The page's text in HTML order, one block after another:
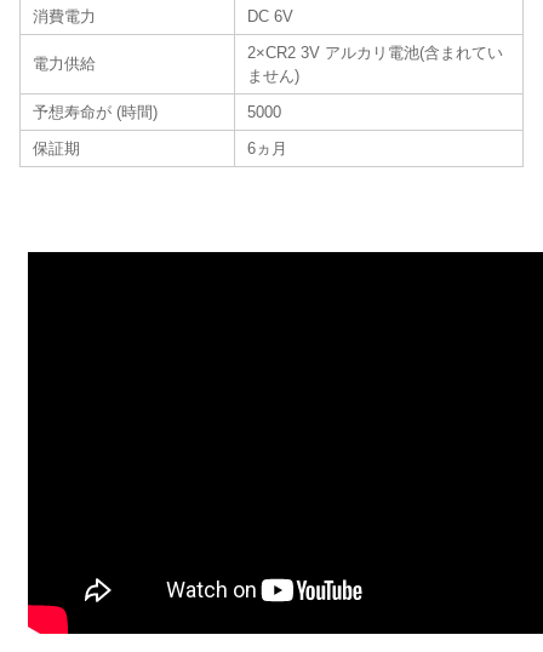
消費電力
DC 6V
電力供給
2×CR2 3V アルカリ電池(含まれてい
ません)
予想寿命が (時間)
5000
保証期
6ヵ月